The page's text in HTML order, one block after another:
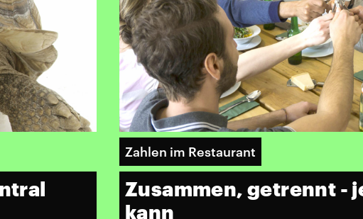
Zahlen im Restaurant
Zusammen, getrennt -
kann